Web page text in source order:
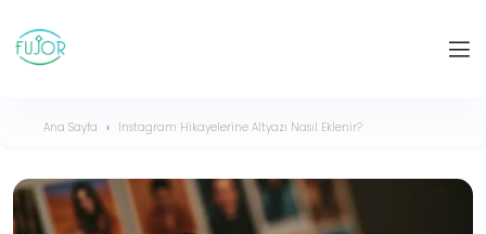
Ana Sayfa Instagram Hikayelerine Altyazı Nasıl Eklenir?